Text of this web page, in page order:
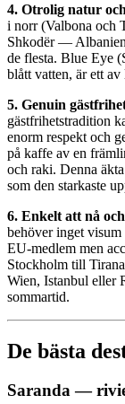
4. Otrolig natur
i norr (Valbona och
Shkodër —
de flesta. Blue Eye
blått vatten, är ett av
5. Genuin
gästfrihetstradition
enorm respekt och
på kaffe av en
och raki. Denna
som den starkaste
6. Enkelt att nå
behöver inget
EU-medlem men
Stockholm till
Wien, Istanbul eller
sommartid.
De bästa
Saranda —